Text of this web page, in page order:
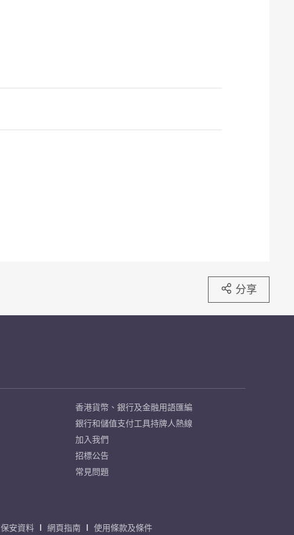
分享
香港貨幣、銀行及金融用語匯編
銀行和儲值支付工具持牌人熱線
加入我們
招標公告
常見問題
保安資料 網頁指南 使用條款及條件